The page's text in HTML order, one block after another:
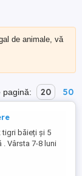
de animale, vă
pagină: 20 50
tigri băieți și 5
Vârsta 7-8 luni